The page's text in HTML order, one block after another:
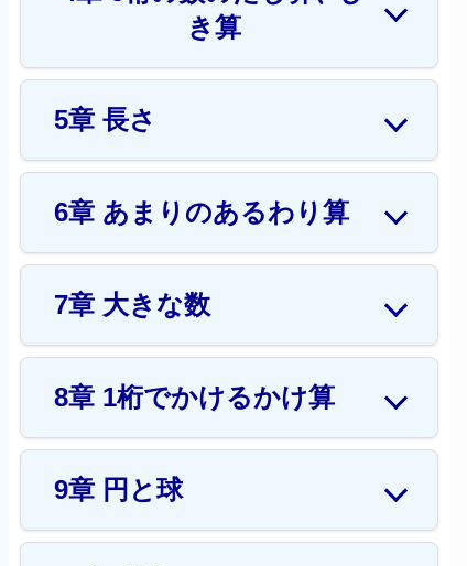
き算
5章 長さ
6章 あまりのあるわり算
7章 大きな数
8章 1桁でかけるかけ算
9章 円と球